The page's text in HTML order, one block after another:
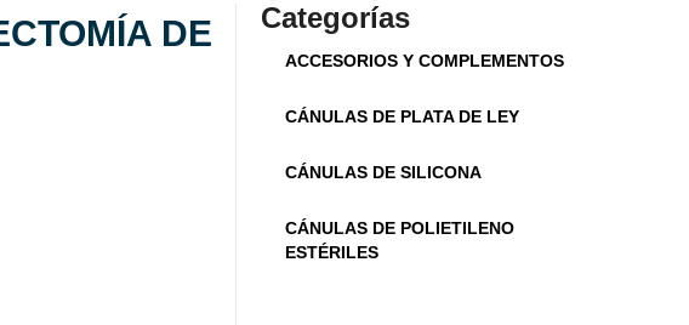
DE
Categorías
ACCESORIOS Y COMPLEMENTOS
CÁNULAS DE PLATA DE LEY
CÁNULAS DE SILICONA
CÁNULAS DE POLIETILENO
ESTÉRILES